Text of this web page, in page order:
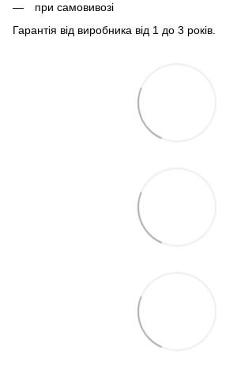
при самовивозі
Гарантія від виробника від 1 до 3 років.